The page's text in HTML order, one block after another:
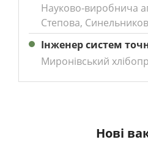
Науково-виробнича
Степова,
Інженер систем
Миронівський
Нові